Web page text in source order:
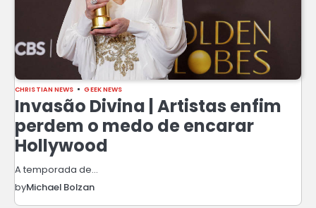
CHRISTIAN NEWS GEEK NEWS
Invasão Divina | Artistas enfim
perdem o medo de encarar
Hollywood
A temporada de…
byMichael Bolzan